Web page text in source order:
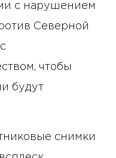
с нарушением
Северной
чтобы
будут
снимки